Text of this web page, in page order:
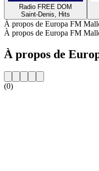
Radio FREE DOM
Saint-Denis, Hits
À propos de Europa FM
À propos de Europa FM
À propos de
(0)